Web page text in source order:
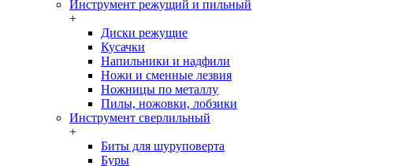
Инструмент режущий и пильный
+
Диски режущие
Кусачки
Напильники и надфили
Ножи и сменные лезвия
Ножницы по металлу
Пилы, ножовки, лобзики
Инструмент сверлильный
+
Биты для шуруповерта
Буры